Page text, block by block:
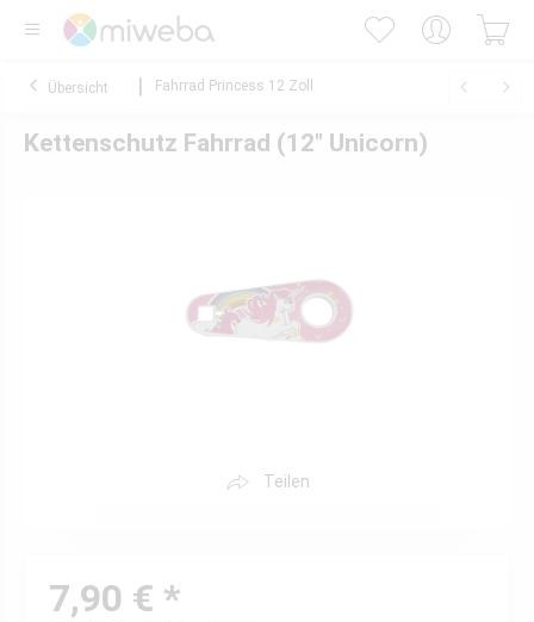
Übersicht Fahrrad Princess 12 Zoll
Kettenschutz Fahrrad (12" Unicorn)
Teilen
7,90 € *